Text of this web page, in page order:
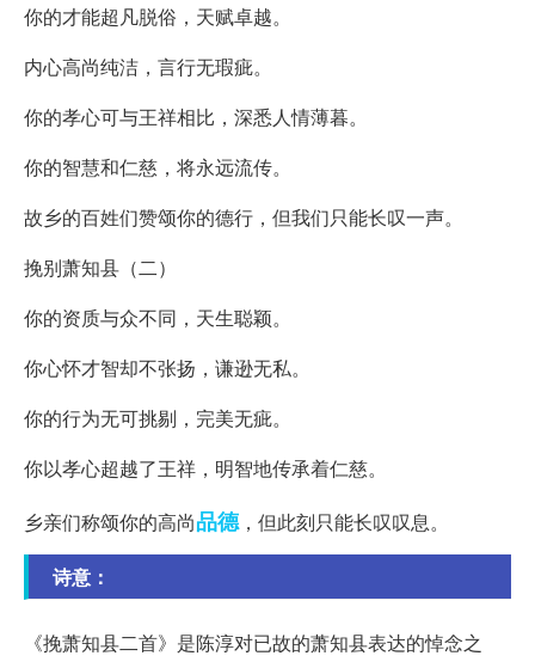
你的才能超凡脱俗，天赋卓越。
内心高尚纯洁，言行无瑕疵。
你的孝心可与王祥相比，深悉人情薄暮。
你的智慧和仁慈，将永远流传。
故乡的百姓们赞颂你的德行，但我们只能长叹一声。
挽别萧知县（二）
你的资质与众不同，天生聪颖。
你心怀才智却不张扬，谦逊无私。
你的行为无可挑剔，完美无疵。
你以孝心超越了王祥，明智地传承着仁慈。
乡亲们称颂你的高尚品德，但此刻只能长叹叹息。
诗意：
《挽萧知县二首》是陈淳对已故的萧知县表达的悼念之